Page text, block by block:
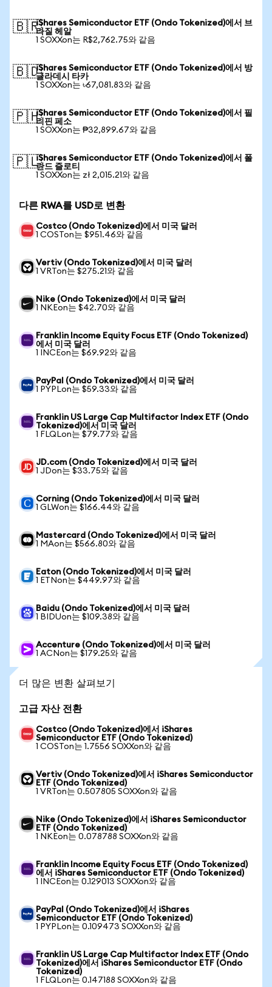
🇧🇷iShares Semiconductor ETF (Ondo Tokenized)에서 브
라질 헤알
1 SOXXon는 R$2,762.75와 같음
🇧🇩iShares Semiconductor ETF (Ondo Tokenized)에서 방
글라데시 타카
1 SOXXon는 ৳67,081.83와 같음
🇵🇭iShares Semiconductor ETF (Ondo Tokenized)에서 필
리핀 페소
1 SOXXon는 ₱32,899.67와 같음
🇵🇱iShares Semiconductor ETF (Ondo Tokenized)에서 폴
란드 즐로티
1 SOXXon는 zł 2,015.21와 같음
다른 RWA를 USD로 변환
Costco (Ondo Tokenized)에서 미국 달러
1 COSTon는 $951.46와 같음
Vertiv (Ondo Tokenized)에서 미국 달러
1 VRTon는 $275.21와 같음
Nike (Ondo Tokenized)에서 미국 달러
1 NKEon는 $42.70와 같음
Franklin Income Equity Focus ETF (Ondo Tokenized)
에서 미국 달러
1 INCEon는 $69.92와 같음
PayPal (Ondo Tokenized)에서 미국 달러
1 PYPLon는 $59.33와 같음
Franklin US Large Cap Multifactor Index ETF (Ondo
Tokenized)에서 미국 달러
1 FLQLon는 $79.77와 같음
JD.com (Ondo Tokenized)에서 미국 달러
1 JDon는 $33.75와 같음
Corning (Ondo Tokenized)에서 미국 달러
1 GLWon는 $166.44와 같음
Mastercard (Ondo Tokenized)에서 미국 달러
1 MAon는 $566.80와 같음
Eaton (Ondo Tokenized)에서 미국 달러
1 ETNon는 $449.97와 같음
Baidu (Ondo Tokenized)에서 미국 달러
1 BIDUon는 $109.38와 같음
Accenture (Ondo Tokenized)에서 미국 달러
1 ACNon는 $179.25와 같음
더 많은 변환 살펴보기
고급 자산 전환
Costco (Ondo Tokenized)에서 iShares
Semiconductor ETF (Ondo Tokenized)
1 COSTon는 1.7556 SOXXon와 같음
Vertiv (Ondo Tokenized)에서 iShares Semiconductor
ETF (Ondo Tokenized)
1 VRTon는 0.507805 SOXXon와 같음
Nike (Ondo Tokenized)에서 iShares Semiconductor
ETF (Ondo Tokenized)
1 NKEon는 0.078788 SOXXon와 같음
Franklin Income Equity Focus ETF (Ondo Tokenized)
에서 iShares Semiconductor ETF (Ondo Tokenized)
1 INCEon는 0.129013 SOXXon와 같음
PayPal (Ondo Tokenized)에서 iShares
Semiconductor ETF (Ondo Tokenized)
1 PYPLon는 0.109473 SOXXon와 같음
Franklin US Large Cap Multifactor Index ETF (Ondo
Tokenized)에서 iShares Semiconductor ETF (Ondo
Tokenized)
1 FLQLon는 0.147188 SOXXon와 같음